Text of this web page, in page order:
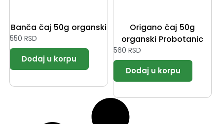
Banča čaj 50g organski
550 RSD
Origano čaj 50g
organski Probotanic
560 RSD